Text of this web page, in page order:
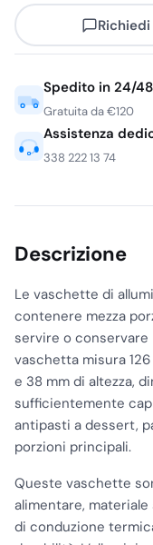
Spedito in 24/
Gratuita da €120
Assistenza
338 222 13 74
Descrizione
Le vaschette di
contenere mezza
servire o conservare
vaschetta misura 126
e 38 mm di altezza,
sufficientemente
antipasti a dessert,
porzioni principali.
Queste vaschette
alimentare,
di conduzione